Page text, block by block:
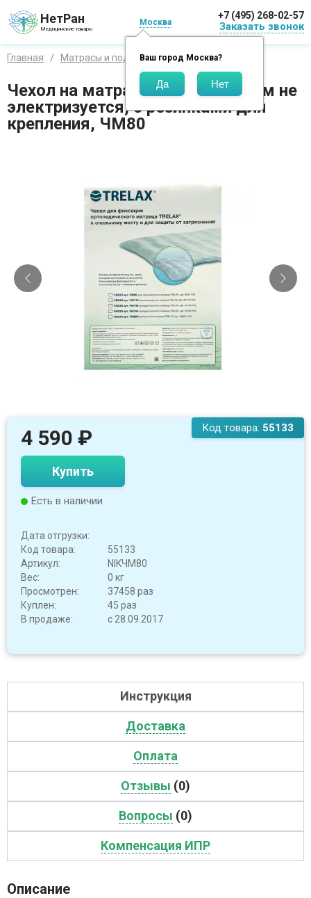
НетРан
Медицинские товары
Москва
Ваш город Москва?
+7 (495) 268-02-57
Заказать звонок
Главная Матрасы и подушки
Чехол на матрас Trelax 80х190см не
электризуется, с резинками для
крепления, ЧМ80
Код товара: 55133
4 590 ₽
Купить
Есть в наличии
Дата отгрузки:
Код товара:
55133
Артикул:
NIKЧМ80
Вес:
0 кг
Просмотрен:
37458 раз
Куплен:
45 раз
В продаже:
с 28.09.2017
Инструкция
Доставка
Оплата
Отзывы (0)
Вопросы (0)
Компенсация ИПР
Описание